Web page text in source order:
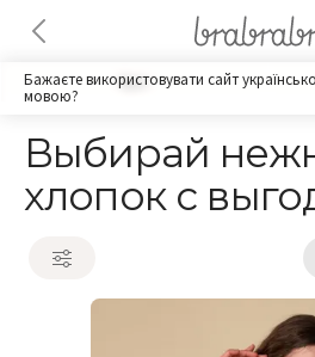
Бажаєте використовувати сайт
мовою?
Бра
Выбирай
хлопок с